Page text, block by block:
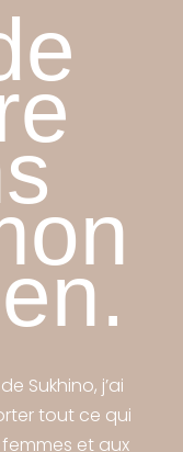
Sukhino, j’ai
tout ce qui
et aux